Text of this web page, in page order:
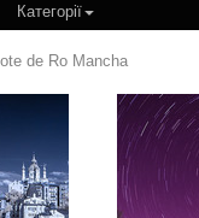
Категорії
de Ro Mancha